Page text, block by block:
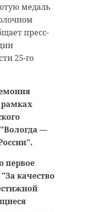
медаль
пресс-
25-го
—
первое
качество
в
в
Анны. В
архивы
100-
тогда,
была жизнь
бельгийцев